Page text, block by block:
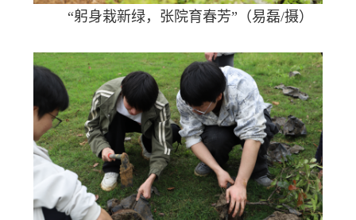
“躬身栽新绿，张院育春芳”（易磊/摄）